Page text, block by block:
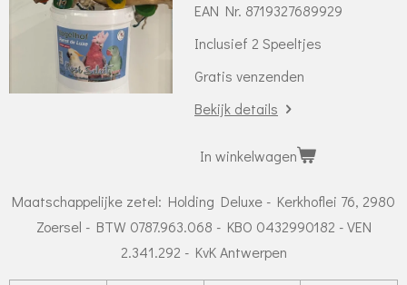
EAN Nr. 8719327689929
Inclusief 2 Speeltjes
Gratis venzenden
Bekijk details
In winkelwagen
Maatschappelijke zetel: Holding Deluxe - Kerkhoflei 76, 2980
Zoersel - BTW 0787.963.068 - KBO 0432990182 - VEN
2.341.292 - KvK Antwerpen